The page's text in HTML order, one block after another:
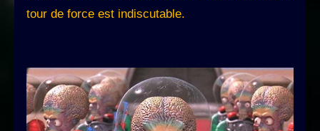
tour de force est indiscutable.